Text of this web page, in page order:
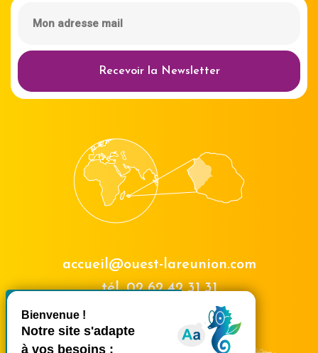
Masquer le
Recevoir la Newsletter
accueil@ouest-lareunion.com
tél.02 62 42 31 31
Nous rencontrer